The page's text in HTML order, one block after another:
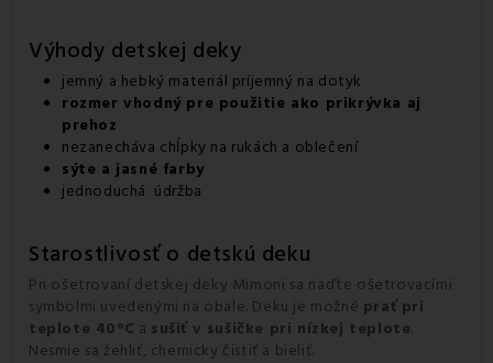
Výhody detskej deky
jemný a hebký materiál príjemný na dotyk
rozmer vhodný pre použitie ako prikrývka aj
prehoz
nezanecháva chĺpky na rukách a oblečení
sýte a jasné farby
jednoduchá údržba
Starostlivosť o detskú deku
Pri ošetrovaní detskej deky Mimoni sa riaďte ošetrovacími
symbolmi uvedenými na obale. Deku je možné prať pri
teplote 40°C a sušiť v sušičke pri nízkej teplote.
Nesmie sa žehliť, chemicky čistiť a bieliť.